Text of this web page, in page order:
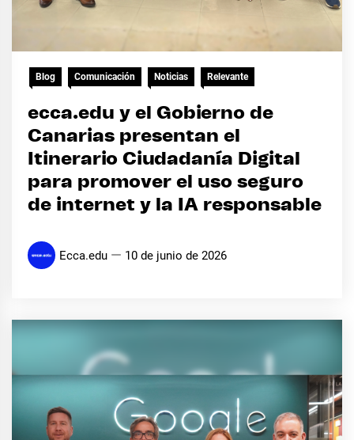
Blog Comunicación Noticias Relevante
ecca.edu y el Gobierno de
Canarias presentan el
Itinerario Ciudadanía Digital
para promover el uso seguro
de internet y la IA responsable
Ecca.edu 10 de junio de 2026